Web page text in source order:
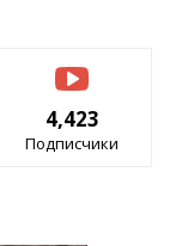
4,423
Подписчики